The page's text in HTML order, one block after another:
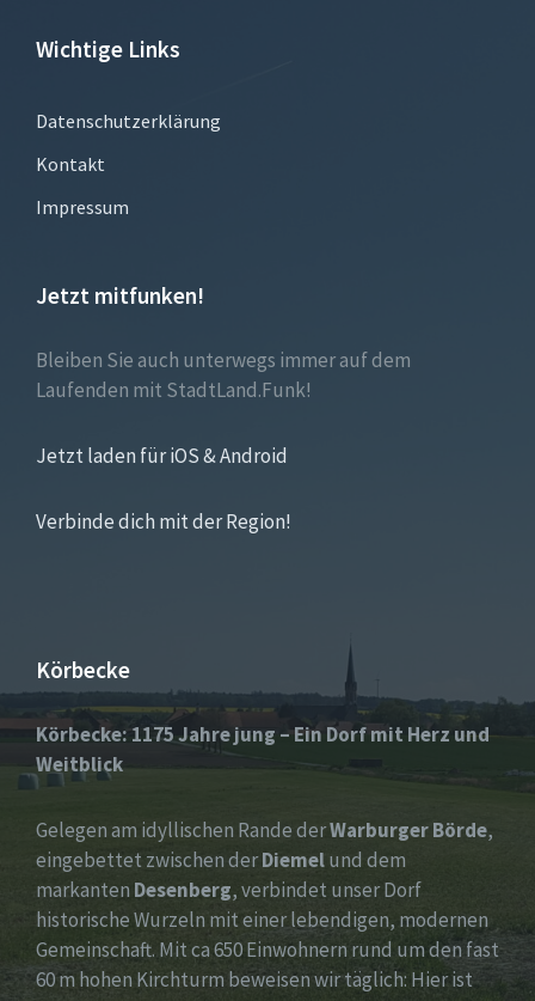
Wichtige Links
Datenschutzerklärung
Kontakt
Impressum
Jetzt mitfunken!
Bleiben Sie auch unterwegs immer auf dem
Laufenden mit StadtLand.Funk!
Jetzt laden für iOS & Android
Verbinde dich mit der Region!
Körbecke
Körbecke: 1175 Jahre jung – Ein Dorf mit Herz und
Weitblick
Gelegen am idyllischen Rande derWarburger Börde,
eingebettet zwischen derDiemelund dem
markanten Desenberg, verbindet unser Dorf
historische Wurzeln mit einer lebendigen, modernen
Gemeinschaft. Mit ca 650 Einwohnern rund um den fast
60 m hohen Kirchturm beweisen wir täglich: Hier ist